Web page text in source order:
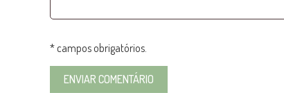
* campos obrigatórios.